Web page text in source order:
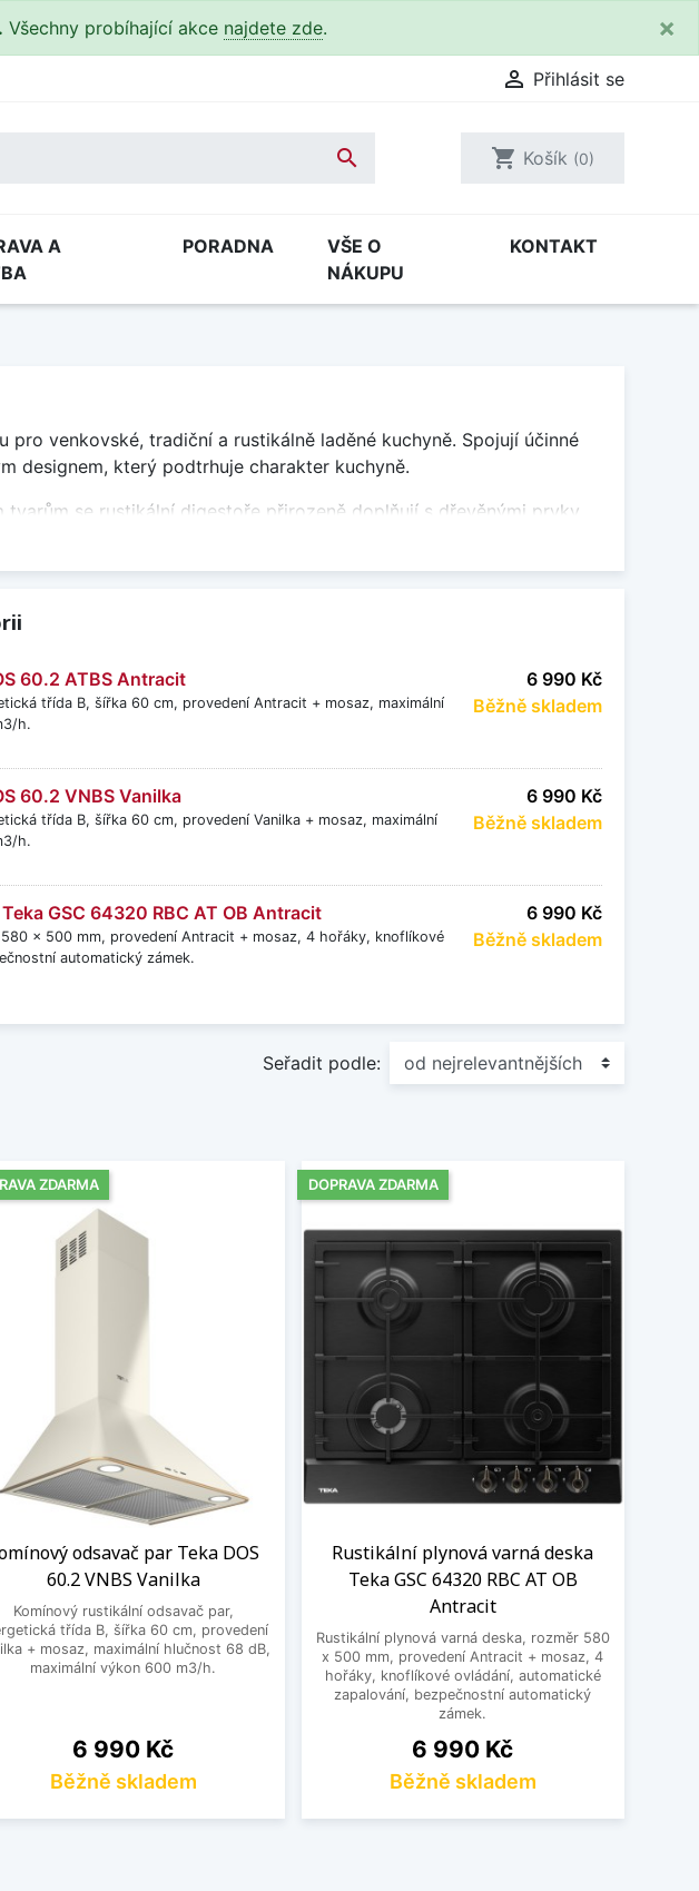
Všechny probíhající akce najdete zde. ×
 Přihlásit se
 shopping_cart Košík (0)
A
PORADNA
VŠE O
NÁKUPU
KONTAKT
pro venkovské, tradiční a rustikálně laděné kuchyně. Spojují účinné
designem, který podtrhuje charakter kuchyně.
se rustikální digestoře přirozeně doplňují s dřevěnými prvky,
výraznou součástí interiéru.
ladily s tradičním pojetím kuchyně. Jejich vzhled vychází z
spolehlivý výkon odsávání. Jsou určeny pro instalaci nad
režimu odtahu, kdy je vzduch odváděn mimo místnost, nebo v režimu
dispozici kuchyně a možnostech instalace.
par pouze funkčním spotřebičem, ale také výrazným estetickým
a zvýraznit její osobitý charakter.
60.2 ATBS Antracit
třída B, šířka 60 cm, provedení Antracit + mosaz, maximální
h.
6 990 Kč
Běžně skladem
60.2 VNBS Vanilka
třída B, šířka 60 cm, provedení Vanilka + mosaz, maximální
h.
6 990 Kč
Běžně skladem
GSC 64320 RBC AT OB Antracit
x 500 mm, provedení Antracit + mosaz, 4 hořáky, knoflíkové
automatický zámek.
6 990 Kč
Běžně skladem
Seřadit podle:
odsavač par Teka DOS
60.2 VNBS Vanilka
Komínový rustikální odsavač par,
třída B, šířka 60 cm, provedení
+ mosaz, maximální hlučnost 68 dB,
maximální výkon 600 m3/h.
Cena
6 990 Kč
Běžně skladem
ZDARMA
Rustikální plynová varná deska
Teka GSC 64320 RBC AT OB
Antracit
Rustikální plynová varná deska, rozměr 580
x 500 mm, provedení Antracit + mosaz, 4
hořáky, knoflíkové ovládání, automatické
zapalování, bezpečnostní automatický
zámek.
Cena
6 990 Kč
Běžně skladem
DOPRAVA ZDARMA